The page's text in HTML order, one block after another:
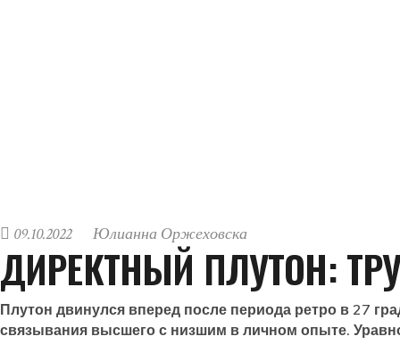
09.10.2022 Юлианна Оржеховска
ДИРЕКТНЫЙ ПЛУТОН:
Плутон двинулся вперед после периода ретро в 27
связывания высшего с низшим в личном опыте.